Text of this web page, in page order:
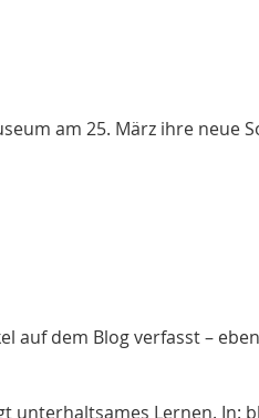
am 25. März ihre neue
auf dem Blog verfasst –
unterhaltsames Lernen. In: